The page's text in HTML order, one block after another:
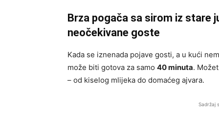
Brza pogača sa sirom iz stare
neočekivane goste
Kada se iznenada pojave gosti, a u kući
može biti gotova za samo 40 minuta.
– od kiselog mlijeka do domaćeg ajvara.
Sadržaj